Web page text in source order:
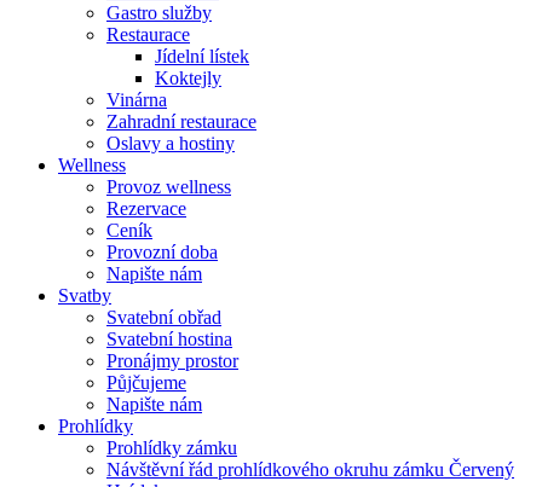
Gastro služby
Restaurace
Jídelní lístek
Koktejly
Vinárna
Zahradní restaurace
Oslavy a hostiny
Wellness
Provoz wellness
Rezervace
Ceník
Provozní doba
Napište nám
Svatby
Svatební obřad
Svatební hostina
Pronájmy prostor
Půjčujeme
Napište nám
Prohlídky
Prohlídky zámku
Návštěvní řád prohlídkového okruhu zámku Červený